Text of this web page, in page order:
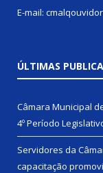
E-mail:
ÚLTIMAS
Câmara Municipal
4º Período
Servidores da
capacitação